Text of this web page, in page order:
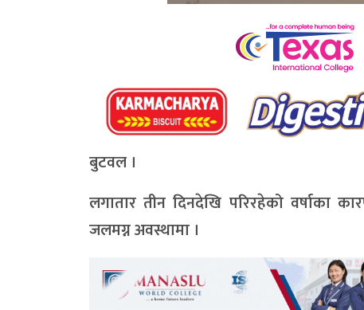
बुटवल ।
लगातार तीन दिनदेखि परिरहेको वर्षाका
जलमग्न अवस्थामा ।